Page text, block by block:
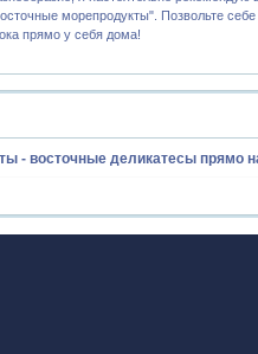
морепродукты". Позвольте
прямо у себя дома!
- восточные деликатесы прямо